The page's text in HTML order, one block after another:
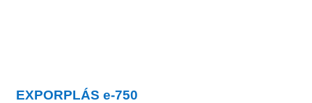
EXPORPLÁS e-750